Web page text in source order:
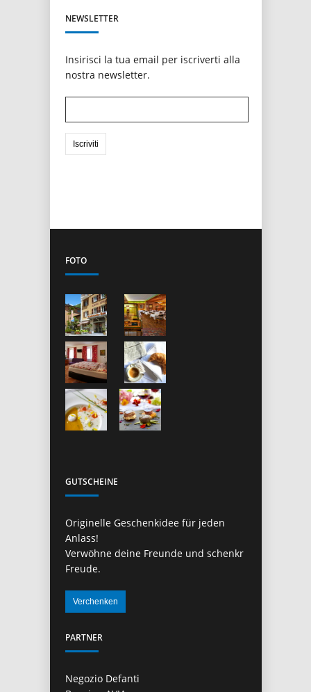
NEWSLETTER
Insirisci la tua email per iscriverti alla
nostra newsletter.
FOTO
GUTSCHEINE
Originelle Geschenkidee für jeden
Anlass!
Verwöhne deine Freunde und schenkr
Freude.
PARTNER
Negozio Defanti